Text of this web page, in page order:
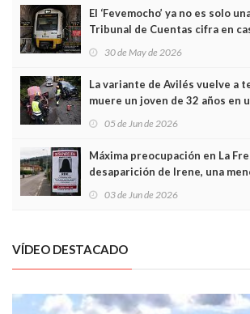
El ‘Fevemocho’ ya no es solo
Tribunal de Cuentas cifra en
sobrecoste de los trenes que
30 de May de 2026
La variante de Avilés vuelve a
muere un joven de 32 años en
frontal
05 de Jun de 2026
Máxima preocupación en La
desaparición de Irene, una
03 de Jun de 2026
VÍDEO DESTACADO